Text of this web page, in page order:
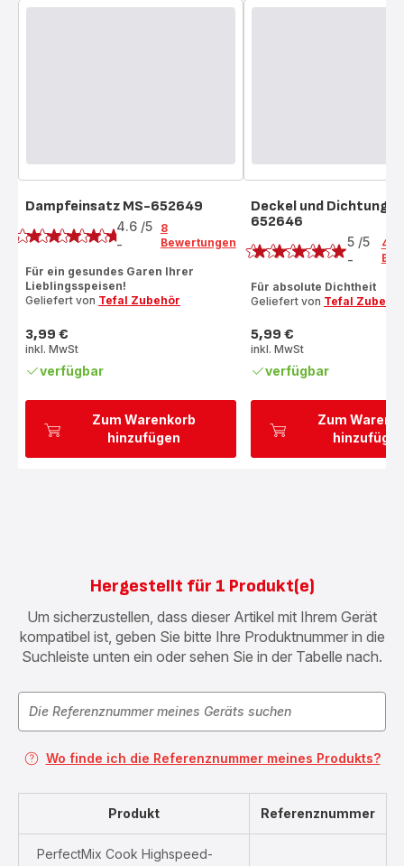
Zum Warenkorb
hinzufügen
Dampfeinsatz MS-652649
Bewertung
4.6 /5
-
8
Bewertungen
Für ein gesundes Garen Ihrer
Lieblingsspeisen!
Geliefert von Tefal Zubehör
Preis
3,99 €
inkl. MwSt
verfügbar
Zum
Deckel und Dichtung
652646
Bewertung
mit
5
(Durchschnitt)
5 /5
-
4
Für absolute Dichtheit
Geliefert von Tefal
Preis
5,99 €
inkl. MwSt
verfügbar
Hergestellt für 1 Produkt(e)
Um sicherzustellen, dass dieser Artikel mit Ihrem Gerät
kompatibel ist, geben Sie bitte Ihre Produktnummer in die
Suchleiste unten ein oder sehen Sie in der Tabelle nach.
Wo finde ich die Referenznummer meines Produkts?
Produkt Referenznummer
PerfectMix Cook Highspeed-